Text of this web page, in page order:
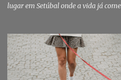
lugar em Setúbal onde a vida já
fruta, das ervas e do pão acabado de
rotina se repete no Mercado do
continua a ser muito mais do que
símbolos da identidade setubalense.